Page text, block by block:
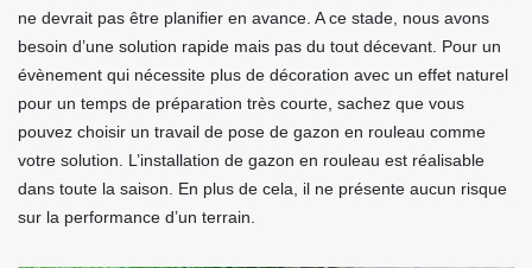
ne devrait pas être planifier en avance. A ce stade, nous avons
besoin d’une solution rapide mais pas du tout décevant. Pour un
évènement qui nécessite plus de décoration avec un effet naturel
pour un temps de préparation très courte, sachez que vous
pouvez choisir un travail de pose de gazon en rouleau comme
votre solution. L’installation de gazon en rouleau est réalisable
dans toute la saison. En plus de cela, il ne présente aucun risque
sur la performance d’un terrain.